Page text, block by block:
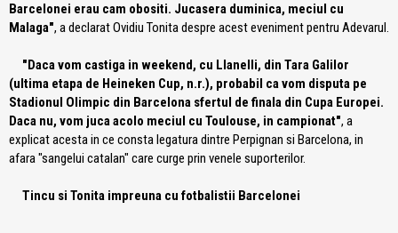
Barcelonei erau cam obositi. Jucasera duminica, meciul cu
Malaga", a declarat Ovidiu Tonita despre acest eveniment pentru Adevarul.
"Daca vom castiga in weekend, cu Llanelli, din Tara Galilor
(ultima etapa de Heineken Cup, n.r.), probabil ca vom disputa pe
Stadionul Olimpic din Barcelona sfertul de finala din Cupa Europei.
Daca nu, vom juca acolo meciul cu Toulouse, in campionat", a
explicat acesta in ce consta legatura dintre Perpignan si Barcelona, in
afara "sangelui catalan" care curge prin venele suporterilor.
Tincu si Tonita impreuna cu fotbalistii Barcelonei